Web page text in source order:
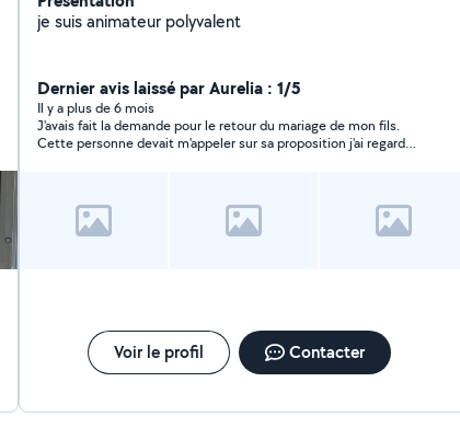
je suis animateur polyvalent
Dernier avis laissé par Aurelia : 1/5
Il y a plus de 6 mois
J'avais fait la demande pour le retour du mariage de mon fils.
Cette personne devait m'appeler sur sa proposition j'ai regardé
Voir le profil Contacter